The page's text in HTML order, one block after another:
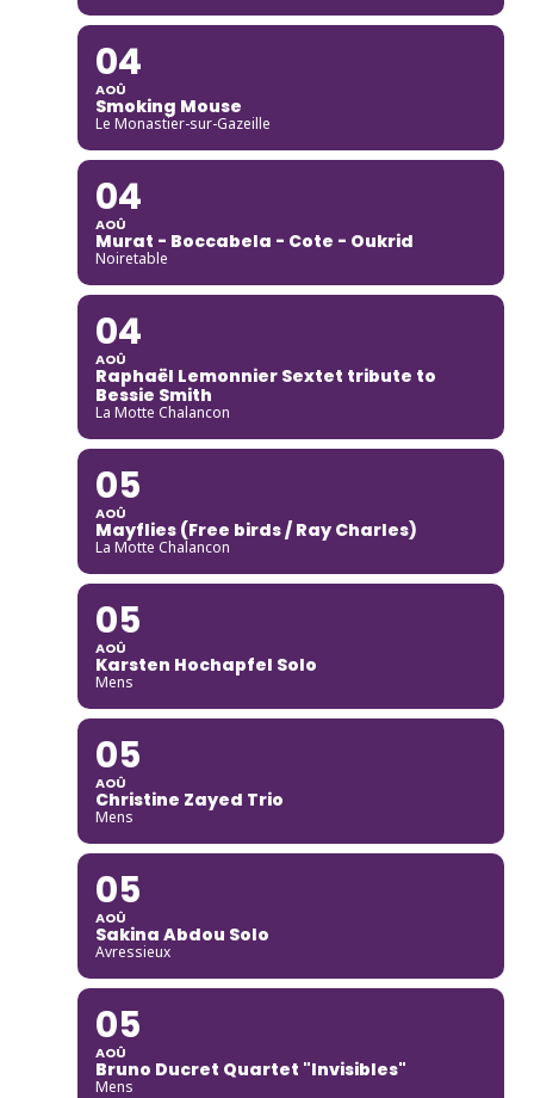
04
AOÛ
Smoking Mouse
Le Monastier-sur-Gazeille
04
AOÛ
Murat - Boccabela - Cote - Oukrid
Noiretable
04
AOÛ
Raphaël Lemonnier Sextet tribute to
Bessie Smith
La Motte Chalancon
05
AOÛ
Mayflies (Free birds / Ray Charles)
La Motte Chalancon
05
AOÛ
Karsten Hochapfel Solo
Mens
05
AOÛ
Christine Zayed Trio
Mens
05
AOÛ
Sakina Abdou Solo
Avressieux
05
AOÛ
Bruno Ducret Quartet "Invisibles"
Mens